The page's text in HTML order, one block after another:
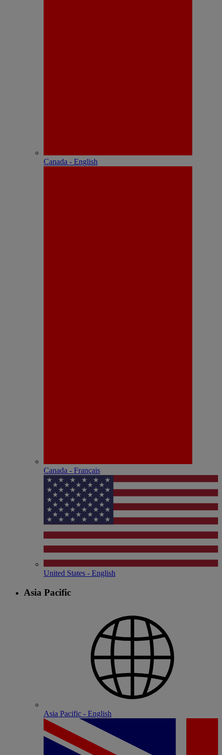
Canada - English
Canada - Français
United States - English
Asia Pacific
Asia Pacific - English